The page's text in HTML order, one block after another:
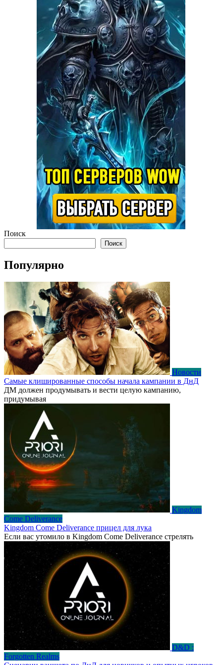
Поиск
Поиск
Популярно
Новости
Самые клишированные способы начала кампании в ДнД
ДМ должен продумывать и вести целую кампанию,
придумывая
Kingdom
Come Deliverance
Kingdom Come Deliverance прицел для лука
Если вас утомило в Kingdom Come Deliverance стрелять
D&D :
Forgotten Realms